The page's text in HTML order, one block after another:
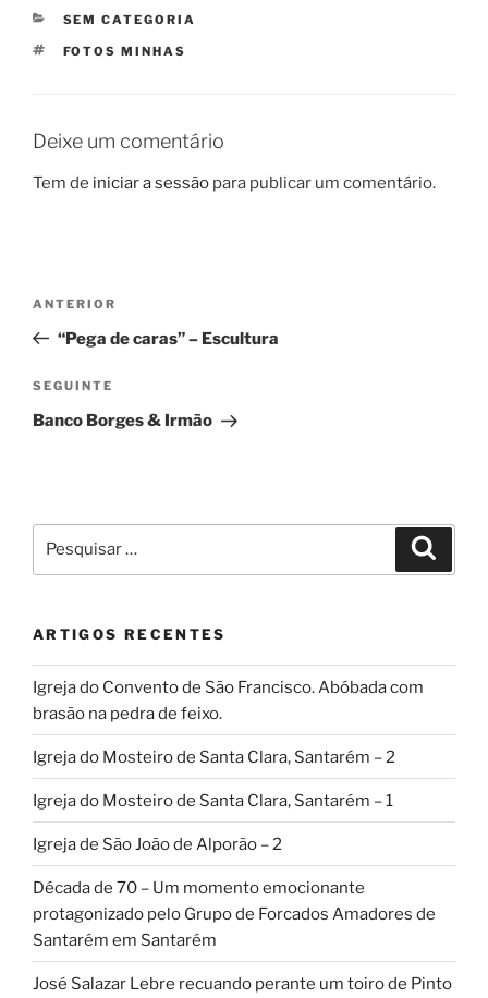
CATEGORIAS
SEM CATEGORIA
ETIQUETAS
FOTOS MINHAS
Deixe um comentário
Tem de iniciar a sessão para publicar um comentário.
artigos
Conteúdo
anterior
ANTERIOR
“Pega de caras” – Escultura
Conteúdo
seguinte
SEGUINTE
Banco Borges & Irmão
por:
ARTIGOS RECENTES
Igreja do Convento de São Francisco. Abóbada com
brasão na pedra de feixo.
Igreja do Mosteiro de Santa Clara, Santarém – 2
Igreja do Mosteiro de Santa Clara, Santarém – 1
Igreja de São João de Alporão – 2
Década de 70 – Um momento emocionante
protagonizado pelo Grupo de Forcados Amadores de
Santarém em Santarém
José Salazar Lebre recuando perante um toiro de Pinto